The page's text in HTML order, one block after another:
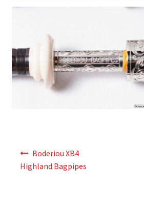
l’article
Boderiou XB4
Highland Bagpipes